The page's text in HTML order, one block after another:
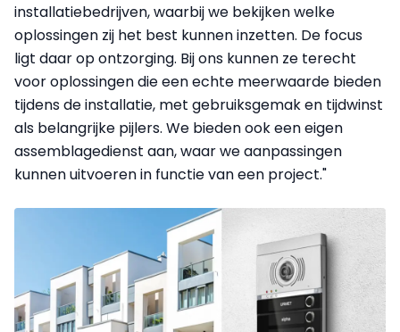
installatiebedrijven, waarbij we bekijken welke
oplossingen zij het best kunnen inzetten. De focus
ligt daar op ontzorging. Bij ons kunnen ze terecht
voor oplossingen die een echte meerwaarde bieden
tijdens de installatie, met gebruiksgemak en tijdwinst
als belangrijke pijlers. We bieden ook een eigen
assemblagedienst aan, waar we aanpassingen
kunnen uitvoeren in functie van een project."